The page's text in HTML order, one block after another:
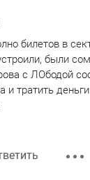
билетов в
были
с ЛОбодой
и тратить